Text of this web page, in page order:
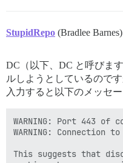
StupidRepo (Bradlee Barnes)
DC（以下、DC と呼びま
ルしようとしているので
入力すると以下のメッセ
WARNING: Port 443 of
WARNING:
This suggests that